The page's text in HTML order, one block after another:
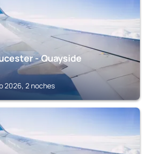
- Quayside
2026, 2 noches